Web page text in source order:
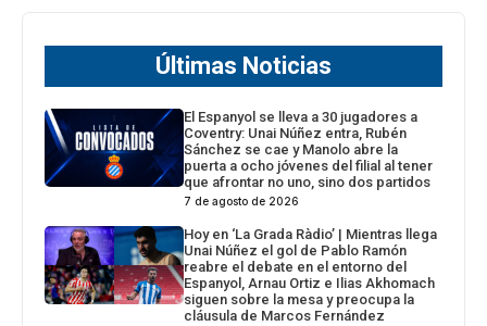
Últimas Noticias
El Espanyol se lleva a 30 jugadores a
Coventry: Unai Núñez entra, Rubén
Sánchez se cae y Manolo abre la
puerta a ocho jóvenes del filial al tener
que afrontar no uno, sino dos partidos
7 de agosto de 2026
Hoy en ‘La Grada Ràdio’ | Mientras llega
Unai Núñez el gol de Pablo Ramón
reabre el debate en el entorno del
Espanyol, Arnau Ortiz e Ilias Akhomach
siguen sobre la mesa y preocupa la
cláusula de Marcos Fernández